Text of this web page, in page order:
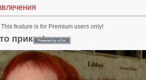
приказ!
This feature is for Premium users only!